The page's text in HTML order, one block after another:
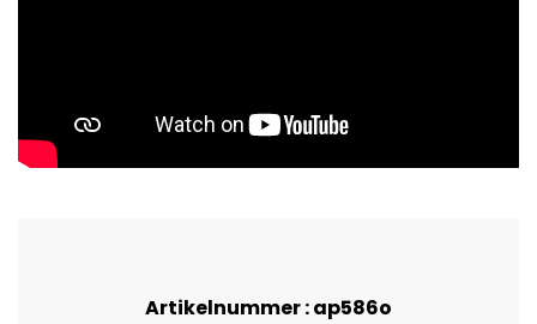
Artikelnummer : ap586o